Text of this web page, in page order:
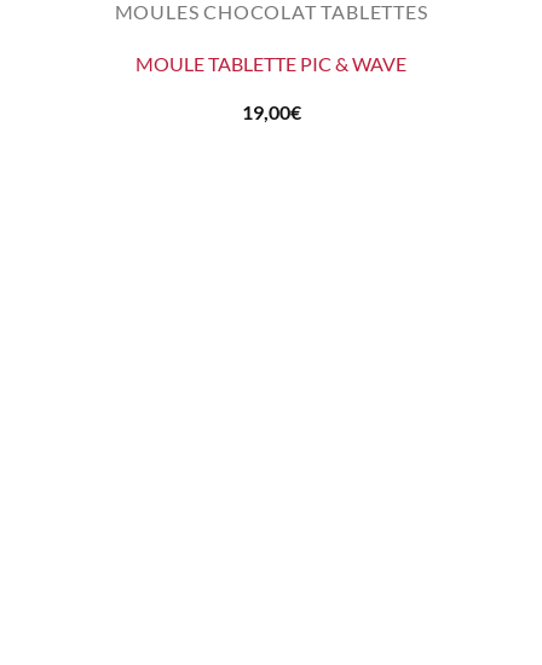
MOULES CHOCOLAT TABLETTES
MOULE TABLETTE PIC & WAVE
19,00€